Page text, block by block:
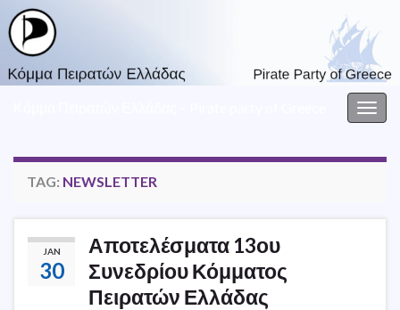
TAG: NEWSLETTER
JAN
30
Αποτελέσματα 13ου
Συνεδρίου Κόμματος
Πειρατών Ελλάδας